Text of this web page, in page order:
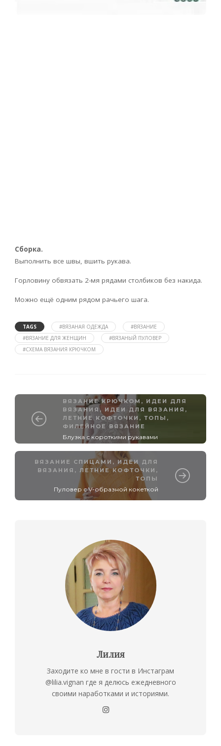
Сборка.
Выполнить все швы, вшить рукава.
Горловину обвязать 2-мя рядами столбиков без накида.
Можно ещё одним рядом рачьего шага.
TAGS #ВЯЗАНАЯ ОДЕЖДА
#ВЯЗАНИЕ
#ВЯЗАНИЕ ДЛЯ ЖЕНЩИН
#ВЯЗАНЫЙ ПУЛОВЕР
#СХЕМА ВЯЗАНИЯ КРЮЧКОМ
ВЯЗАНИЕ КРЮЧКОМ , ИДЕИ ДЛЯ
ВЯЗАНИЯ, ИДЕИ ДЛЯ ВЯЗАНИЯ ,
ЛЕТНИЕ КОФТОЧКИ, ТОПЫ ,
ФИЛЕЙНОЕ ВЯЗАНИЕ
Блузка с короткими рукавами
ВЯЗАНИЕ СПИЦАМИ , ИДЕИ ДЛЯ
ВЯЗАНИЯ , ЛЕТНИЕ КОФТОЧКИ,
ТОПЫ
Пуловер с V-образной кокеткой
Лилия
Заходите ко мне в гости в Инстаграм
@lilia.vignan где я делюсь ежедневного
своими наработками и историями.